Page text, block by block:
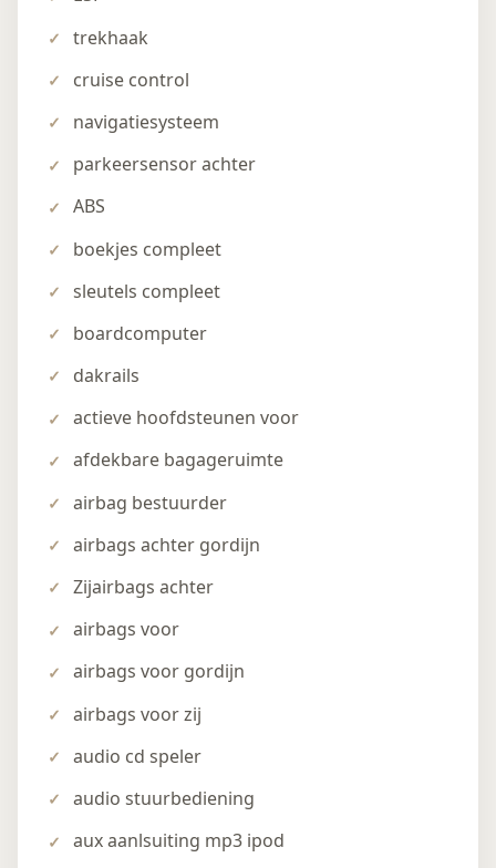
trekhaak
cruise control
navigatiesysteem
parkeersensor achter
ABS
boekjes compleet
sleutels compleet
boardcomputer
dakrails
actieve hoofdsteunen voor
afdekbare bagageruimte
airbag bestuurder
airbags achter gordijn
Zijairbags achter
airbags voor
airbags voor gordijn
airbags voor zij
audio cd speler
audio stuurbediening
aux aanlsuiting mp3 ipod